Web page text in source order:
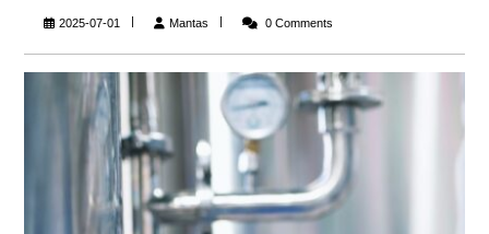
2025-07-01 Mantas Mantas 0 Comments